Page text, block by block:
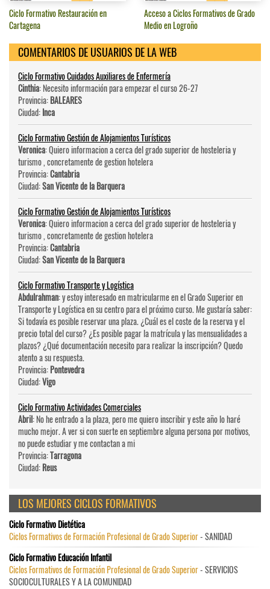
Ciclo Formativo Restauración en
Cartagena
Acceso a Ciclos Formativos de Grado
Medio en Logroño
COMENTARIOS DE USUARIOS DE LA WEB
Ciclo Formativo Cuidados Auxiliares de Enfermería
Cinthia: Necesito información para empezar el curso 26-27
Provincia:BALEARES
Ciudad:Inca
Ciclo Formativo Gestión de Alojamientos Turísticos
Veronica: Quiero informacion a cerca del grado superior de hosteleri­a y
turismo , concretamente de gestion hotelera
Provincia:Cantabria
Ciudad:San Vicente de la Barquera
Ciclo Formativo Gestión de Alojamientos Turísticos
Veronica: Quiero informacion a cerca del grado superior de hosteleri­a y
turismo , concretamente de gestion hotelera
Provincia:Cantabria
Ciudad:San Vicente de la Barquera
Ciclo Formativo Transporte y Logística
Abdulrahman: y estoy interesado en matricularme en el Grado Superior en
Transporte y Logística en su centro para el próximo curso. Me gustaría saber:
Si todavía es posible reservar una plaza. ¿Cuál es el coste de la reserva y el
precio total del curso? ¿Es posible pagar la matrícula y las mensualidades a
plazos? ¿Qué documentación necesito para realizar la inscripción? Quedo
atento a su respuesta.
Provincia:Pontevedra
Ciudad:Vigo
Ciclo Formativo Actividades Comerciales
Abril: No he entrado a la plaza, pero me quiero inscribir y este año lo haré
mucho mejor. A ver si con suerte en septiembre alguna persona por motivos,
no puede estudiar y me contactan a mi
Provincia:Tarragona
Ciudad:Reus
LOS MEJORES CICLOS FORMATIVOS
Ciclo Formativo Dietética
Ciclos Formativos de Formación Profesional de Grado Superior- SANIDAD
Ciclo Formativo Educación Infantil
Ciclos Formativos de Formación Profesional de Grado Superior- SERVICIOS
SOCIOCULTURALES Y A LA COMUNIDAD